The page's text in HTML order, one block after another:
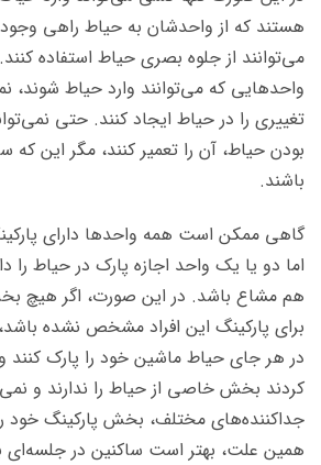
هستند که از واحدشان به حیاط راهی وجود
می‌توانند از جلوه بصری حیاط استفاده
واحدهایی که می‌توانند وارد حیاط شوند،
تغییری را در حیاط ایجاد کنند. حتی
بودن حیاط، آن را تعمیر کنند، مگر این که
باشند.
گاهی ممکن است همه واحدها دارای
اما دو یا یک واحد اجازه پارک در حیاط را
هم مشاع باشد. در این صورت، اگر
برای پارکینگ این افراد مشخص نشده باشد،
در هر جای حیاط ماشین خود را پارک
کردند بخش خاصی از حیاط را ندارند و
جداکننده‌های مختلف، بخش پارکینگ
همین علت، بهتر است ساکنین در جلسه‌ای